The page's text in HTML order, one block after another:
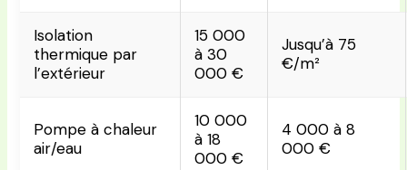
Isolation
thermique par
l’extérieur
15 000
à 30
000 €
Jusqu’à 75
€/m²
Pompe à chaleur
air/eau
10 000
à 18
000 €
4 000 à 8
000 €